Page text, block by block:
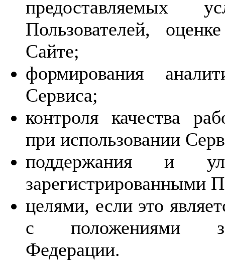
предоставляемых
Пользователей,
Сайте;
формирования
Сервиса;
контроля качества
при использовании
поддержания и
зарегистрированными
целями, если это
с положениями
Федерации.